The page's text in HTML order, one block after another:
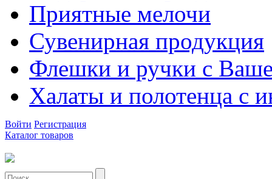
Приятные мелочи
Сувенирная продукция
Флешки и ручки с
Халаты и полотенца с
Войти Регистрация
Каталог товаров